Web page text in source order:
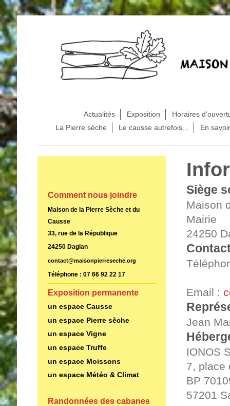
Actualités Exposition
Horaires
La Pierre sèche
Le causse autrefois... En
Siège
Maison
Mairie
24250
Email :
Jean
IONOS
7, place
BP
57201
Comment nous joindre
Maison de la Pierre Sèche et du
Causse
33, rue de la République
24250 Daglan
contact@maisonpierreseche.org
Téléphone : 07 66 92 22 17
Exposition permanente
un espace Causse
un espace Pierre sèche
un espace Vigne
un espace Truffe
un espace Moissons
un espace Météo & Climat
Randonnées des cabanes